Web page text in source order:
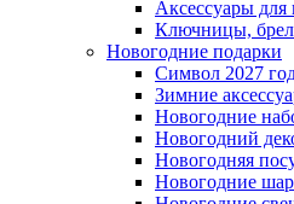
Аксессуары для
Ключницы,
Новогодние подарки
Символ 2027
Зимние
Новогодние
Новогодний
Новогодняя
Новогодние